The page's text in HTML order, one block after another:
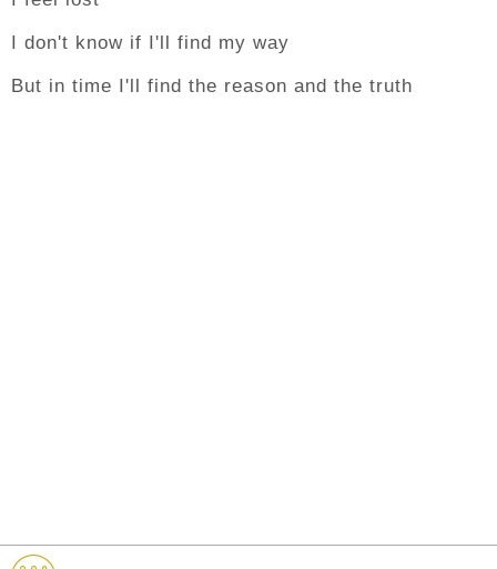
I don't know if I'll find my way
But in time I'll find the reason and the truth